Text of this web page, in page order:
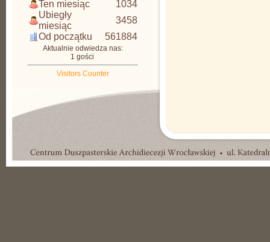
Ten miesiąc
1034
Ubiegły
miesiąc
3458
Od początku
561884
Aktualnie odwiedza nas:
1 gości
Visitors Counter